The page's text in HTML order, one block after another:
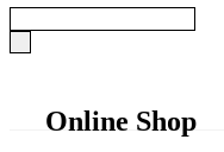
Online Shop